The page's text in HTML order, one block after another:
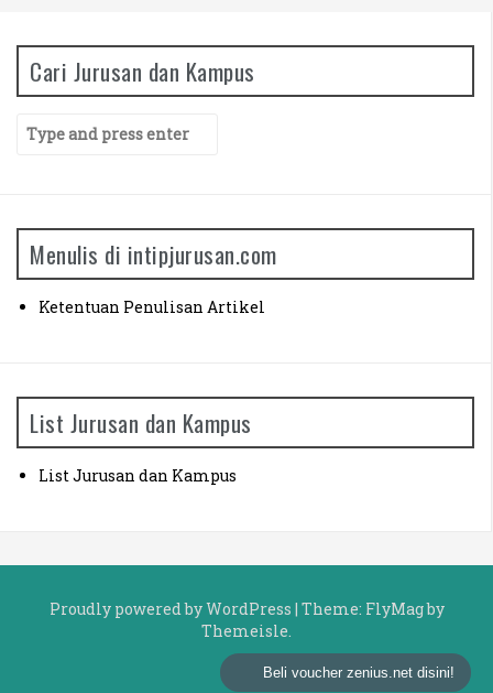
Cari Jurusan dan Kampus
h
o
r
Menulis di intipjurusan.com
Ketentuan Penulisan Artikel
List Jurusan dan Kampus
List Jurusan dan Kampus
Proudly powered by WordPress | Theme: FlyMagby
Themeisle.
C
Beli voucher zenius.net disini!